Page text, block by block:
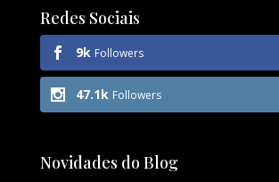
Redes Sociais
9k Followers
47.1k Followers
Novidades do Blog